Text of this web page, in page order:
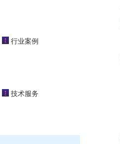
行业案例
技术服务